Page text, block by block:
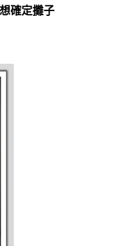
確定攤子